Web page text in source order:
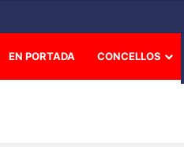
EN PORTADA CONCELLOS